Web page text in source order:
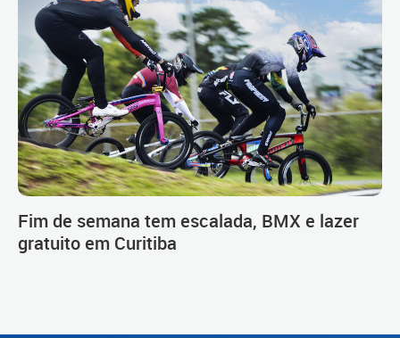
Fim de semana tem escalada, BMX e lazer
gratuito em Curitiba